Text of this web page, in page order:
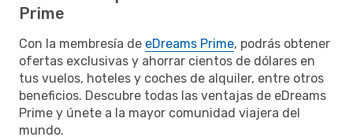
Prime
Con la membresía de eDreams Prime, podrás obtener
ofertas exclusivas y ahorrar cientos de dólares en
tus vuelos, hoteles y coches de alquiler, entre otros
beneficios. Descubre todas las ventajas de eDreams
Prime y únete a la mayor comunidad viajera del
mundo.